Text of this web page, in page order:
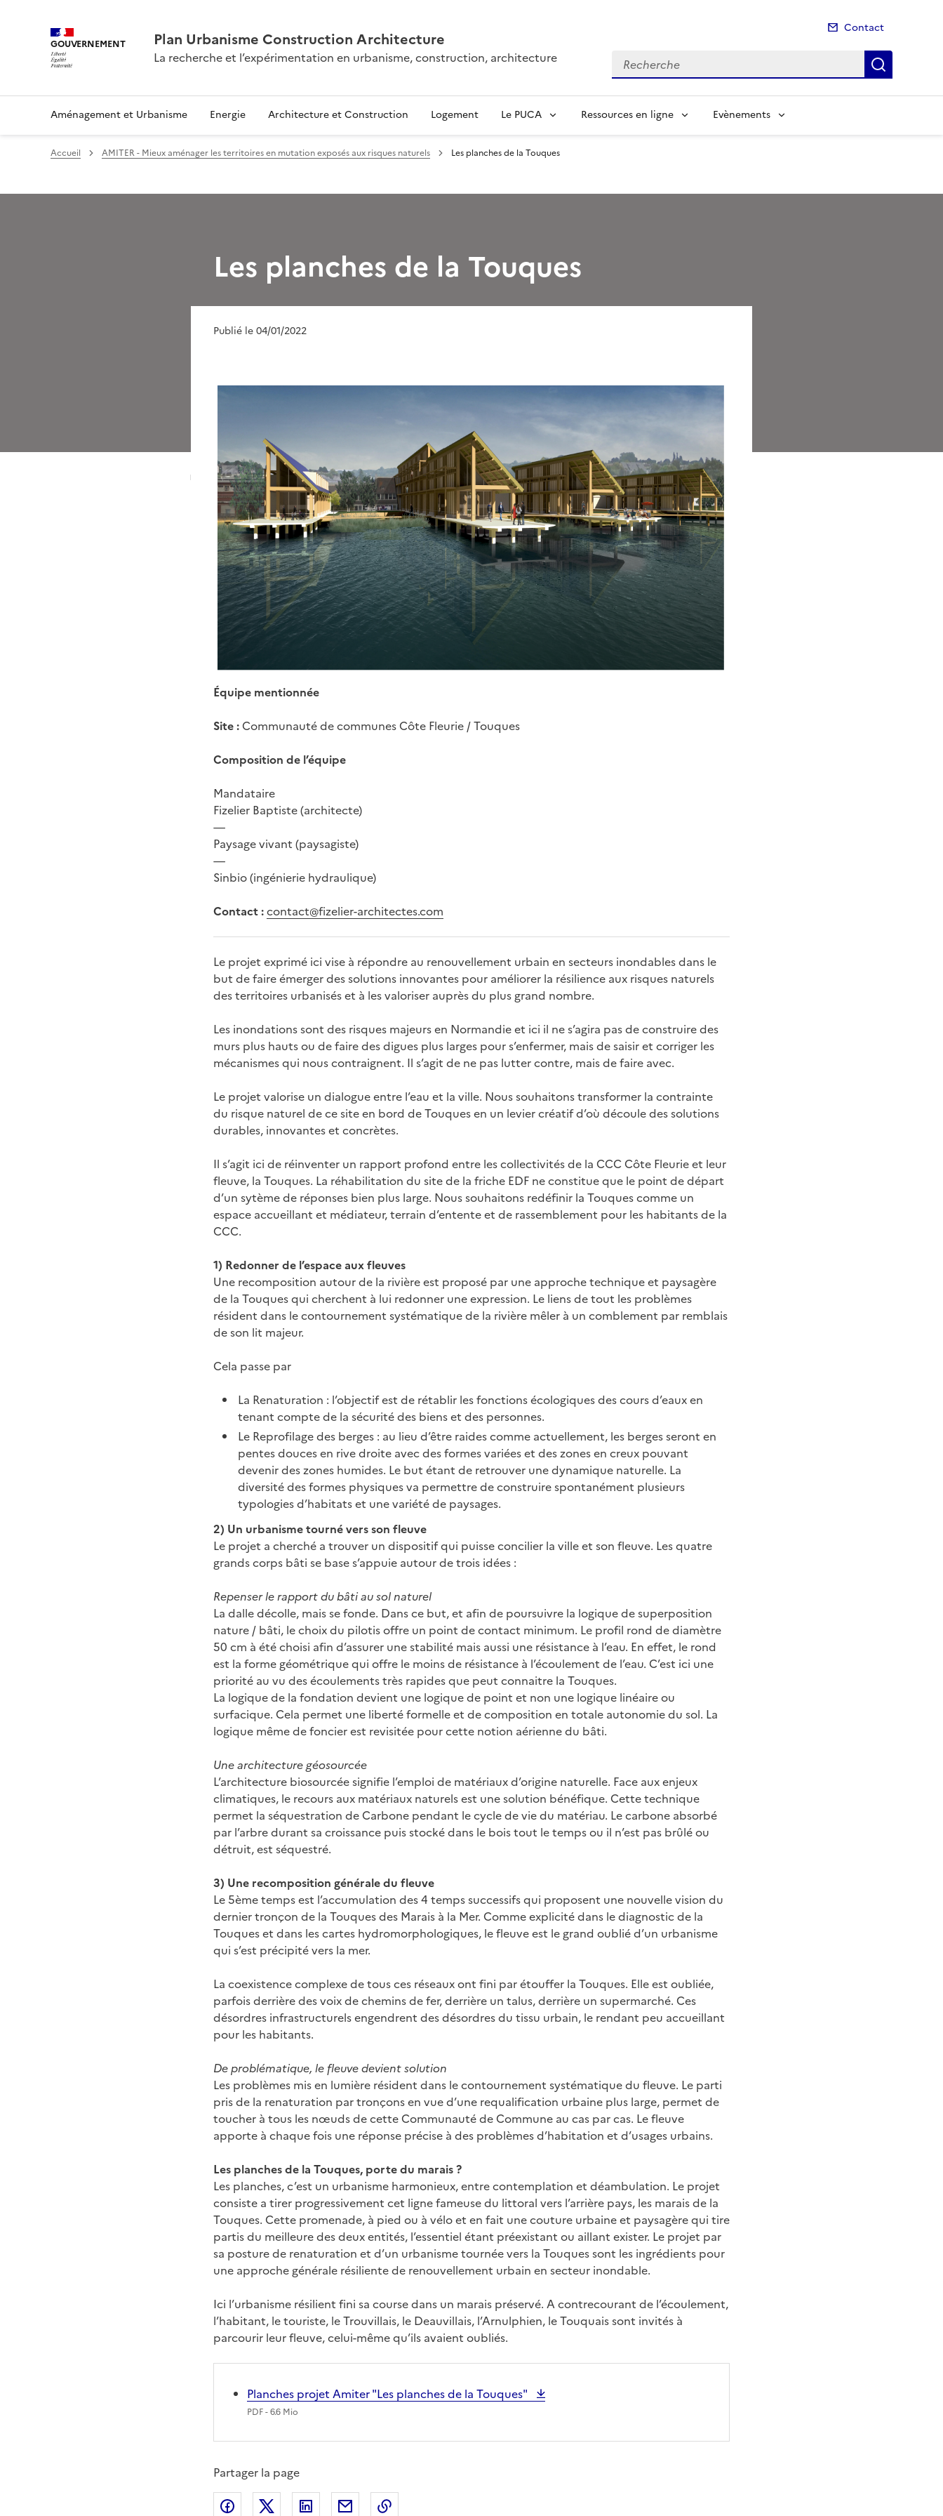
GOUVERNEMENT Plan Urbanisme Construction Architecture
La recherche et l’expérimentation en urbanisme, construction, architecture
Contact
Recherche
Aménagement et Urbanisme Energie Architecture et Construction Logement Le PUCA Ressources en ligne Evènements
Accueil AMITER - Mieux aménager les territoires en mutation exposés aux risques naturels Les planches de la Touques
Les planches de la Touques
Publié le 04/01/2022
Équipe mentionnée
Site : Communauté de communes Côte Fleurie / Touques
Composition de l’équipe
Mandataire
Fizelier Baptiste (architecte)
—
Paysage vivant (paysagiste)
—
Sinbio (ingénierie hydraulique)
Contact :contact@fizelier-architectes.com
Le projet exprimé ici vise à répondre au renouvellement urbain en secteurs inondables dans le
but de faire émerger des solutions innovantes pour améliorer la résilience aux risques naturels
des territoires urbanisés et à les valoriser auprès du plus grand nombre.
Les inondations sont des risques majeurs en Normandie et ici il ne s’agira pas de construire des
murs plus hauts ou de faire des digues plus larges pour s’enfermer, mais de saisir et corriger les
mécanismes qui nous contraignent. Il s’agit de ne pas lutter contre, mais de faire avec.
Le projet valorise un dialogue entre l’eau et la ville. Nous souhaitons transformer la contrainte
du risque naturel de ce site en bord de Touques en un levier créatif d’où découle des solutions
durables, innovantes et concrètes.
Il s’agit ici de réinventer un rapport profond entre les collectivités de la CCC Côte Fleurie et leur
fleuve, la Touques. La réhabilitation du site de la friche EDF ne constitue que le point de départ
d’un sytème de réponses bien plus large. Nous souhaitons redéfinir la Touques comme un
espace accueillant et médiateur, terrain d’entente et de rassemblement pour les habitants de la
CCC.
1) Redonner de l’espace aux fleuves
Une recomposition autour de la rivière est proposé par une approche technique et paysagère
de la Touques qui cherchent à lui redonner une expression. Le liens de tout les problèmes
résident dans le contournement systématique de la rivière mêler à un comblement par remblais
de son lit majeur.
Cela passe par
La Renaturation : l’objectif est de rétablir les fonctions écologiques des cours d’eaux en
tenant compte de la sécurité des biens et des personnes.
Le Reprofilage des berges : au lieu d’être raides comme actuellement, les berges seront en
pentes douces en rive droite avec des formes variées et des zones en creux pouvant
devenir des zones humides. Le but étant de retrouver une dynamique naturelle. La
diversité des formes physiques va permettre de construire spontanément plusieurs
typologies d’habitats et une variété de paysages.
2) Un urbanisme tourné vers son fleuve
Le projet a cherché a trouver un dispositif qui puisse concilier la ville et son fleuve. Les quatre
grands corps bâti se base s’appuie autour de trois idées :
Repenser le rapport du bâti au sol naturel
La dalle décolle, mais se fonde. Dans ce but, et afin de poursuivre la logique de superposition
nature / bâti, le choix du pilotis offre un point de contact minimum. Le profil rond de diamètre
50 cm à été choisi afin d’assurer une stabilité mais aussi une résistance à l’eau. En effet, le rond
est la forme géométrique qui offre le moins de résistance à l’écoulement de l’eau. C’est ici une
priorité au vu des écoulements très rapides que peut connaitre la Touques.
La logique de la fondation devient une logique de point et non une logique linéaire ou
surfacique. Cela permet une liberté formelle et de composition en totale autonomie du sol. La
logique même de foncier est revisitée pour cette notion aérienne du bâti.
Une architecture géosourcée
L’architecture biosourcée signifie l’emploi de matériaux d’origine naturelle. Face aux enjeux
climatiques, le recours aux matériaux naturels est une solution bénéfique. Cette technique
permet la séquestration de Carbone pendant le cycle de vie du matériau. Le carbone absorbé
par l’arbre durant sa croissance puis stocké dans le bois tout le temps ou il n’est pas brûlé ou
détruit, est séquestré.
3) Une recomposition générale du fleuve
Le 5ème temps est l’accumulation des 4 temps successifs qui proposent une nouvelle vision du
dernier tronçon de la Touques des Marais à la Mer. Comme explicité dans le diagnostic de la
Touques et dans les cartes hydromorphologiques, le fleuve est le grand oublié d’un urbanisme
qui s’est précipité vers la mer.
La coexistence complexe de tous ces réseaux ont fini par étouffer la Touques. Elle est oubliée,
parfois derrière des voix de chemins de fer, derrière un talus, derrière un supermarché. Ces
désordres infrastructurels engendrent des désordres du tissu urbain, le rendant peu accueillant
pour les habitants.
De problématique, le fleuve devient solution
Les problèmes mis en lumière résident dans le contournement systématique du fleuve. Le parti
pris de la renaturation par tronçons en vue d’une requalification urbaine plus large, permet de
toucher à tous les nœuds de cette Communauté de Commune au cas par cas. Le fleuve
apporte à chaque fois une réponse précise à des problèmes d’habitation et d’usages urbains.
Les planches de la Touques, porte du marais ?
Les planches, c’est un urbanisme harmonieux, entre contemplation et déambulation. Le projet
consiste a tirer progressivement cet ligne fameuse du littoral vers l’arrière pays, les marais de la
Touques. Cette promenade, à pied ou à vélo et en fait une couture urbaine et paysagère qui tire
partis du meilleure des deux entités, l’essentiel étant préexistant ou aillant exister. Le projet par
sa posture de renaturation et d’un urbanisme tournée vers la Touques sont les ingrédients pour
une approche générale résiliente de renouvellement urbain en secteur inondable.
Ici l’urbanisme résilient fini sa course dans un marais préservé. A contrecourant de l’écoulement,
l’habitant, le touriste, le Trouvillais, le Deauvillais, l’Arnulphien, le Touquais sont invités à
parcourir leur fleuve, celui-même qu’ils avaient oubliés.
Planches projet Amiter "Les planches de la Touques"
PDF- 6.6 Mio
Partager la page
Partager sur Facebook
Partager sur XPartager sur LinkedIn
Partager par email